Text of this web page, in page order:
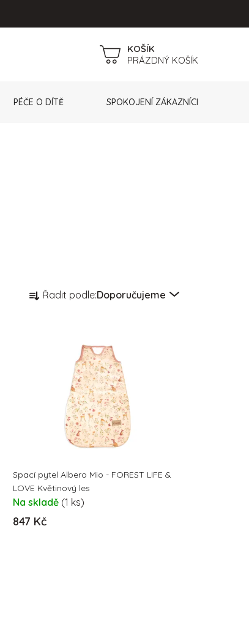
NÁKUPNÍPRÁZDNÝ KOŠÍK
PÉČE O DÍTĚ SPOKOJENÍ ZÁKAZNÍCI
a
t
ů
Řadit podle:Doporučujeme
Spací pytel Albero Mio - FOREST LIFE &
LOVE Květinový les
Na skladě (1 ks)
847 Kč